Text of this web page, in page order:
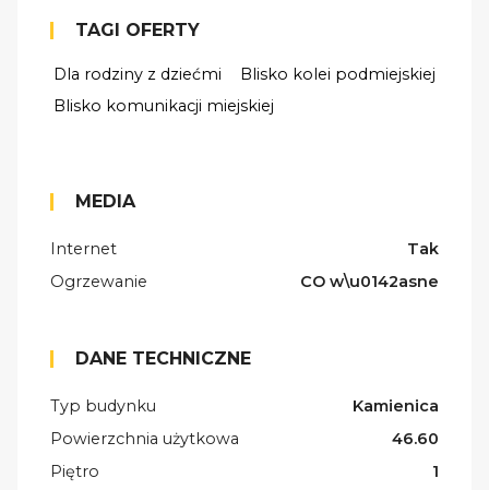
TAGI OFERTY
Dla rodziny z dziećmi
Blisko kolei podmiejskiej
Blisko komunikacji miejskiej
MEDIA
Internet
Tak
Ogrzewanie
CO w\u0142asne
DANE TECHNICZNE
Typ budynku
Kamienica
Powierzchnia użytkowa
46.60
Piętro
1